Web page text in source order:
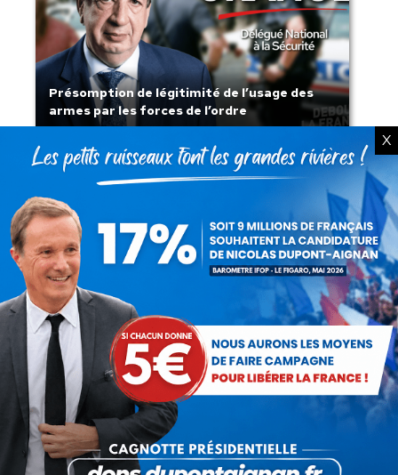
Présomption de légitimité de l’usage des
armes par les forces de l’ordre
Lorsque tout flambe et que l’État
s’affaisse.
X